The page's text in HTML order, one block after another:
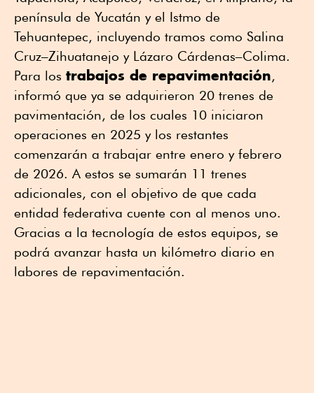
península de Yucatán y el Istmo de
Tehuantepec, incluyendo tramos como Salina
Cruz–Zihuatanejo y Lázaro Cárdenas–Colima.
Para los trabajos de repavimentación,
informó que ya se adquirieron 20 trenes de
pavimentación, de los cuales 10 iniciaron
operaciones en 2025 y los restantes
comenzarán a trabajar entre enero y febrero
de 2026. A estos se sumarán 11 trenes
adicionales, con el objetivo de que cada
entidad federativa cuente con al menos uno.
Gracias a la tecnología de estos equipos, se
podrá avanzar hasta un kilómetro diario en
labores de repavimentación.